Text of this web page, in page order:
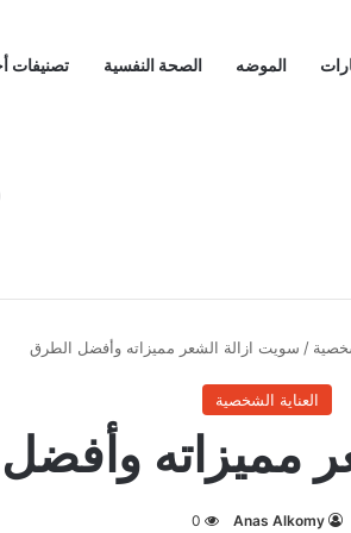
الموضه الصحة النفسية تصنيفات
/ سويت ازالة الشعر مميزاته وأفضل الطرق
العناية الشخصية
مميزاته
Anas Alkomy
0